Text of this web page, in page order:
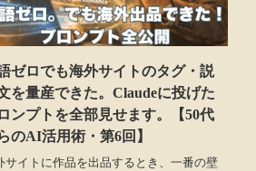
ゼロでも海外サイトのタグ・説
を量産できた。Claudeに投げた
ンプトを全部見せます。【50代
のAI活用術・第6回】
サイトに作品を出品するとき、一番の壁